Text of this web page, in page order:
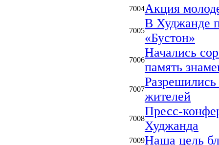
7004Акция
7005
В Худжанде
«Бустон»
7006
Начались
память
7007
Разрешились
жителей
7008
Пресс-
Худжанда
7009Наша цель